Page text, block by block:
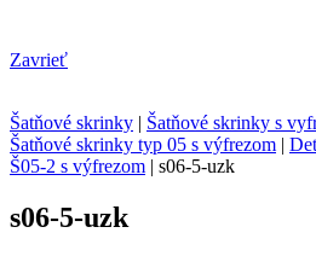
Zavrieť
Šatňové skrinky | Šatňové skrinky s
Šatňové skrinky typ 05 s výfrezom |
Š05-2 s výfrezom | s06-5-uzk
s06-5-uzk